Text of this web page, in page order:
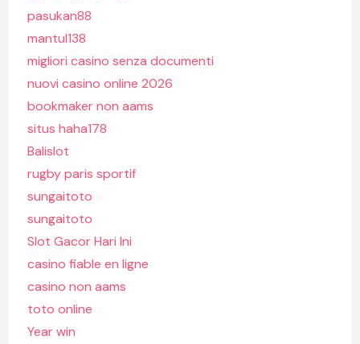
pasukan88
mantul138
migliori casino senza documenti
nuovi casino online 2026
bookmaker non aams
situs haha178
Balislot
rugby paris sportif
sungaitoto
sungaitoto
Slot Gacor Hari Ini
casino fiable en ligne
casino non aams
toto online
Year win